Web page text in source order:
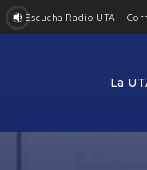
Escucha Radio UTA
La